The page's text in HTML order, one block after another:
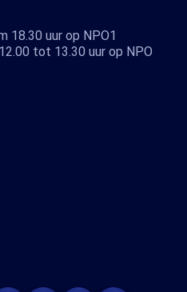
18.30 uur op NPO1
tot 13.30 uur op NPO